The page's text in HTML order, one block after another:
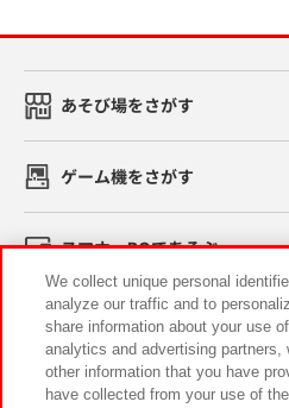
あそび場をさがす
ゲーム機をさがす
スマホ・PCであそぶ
イベント・キャンペーン
We collect unique personal
analyze our traffic and to
share information about your use
analytics and advertising
other information that you have
have collected from your use of